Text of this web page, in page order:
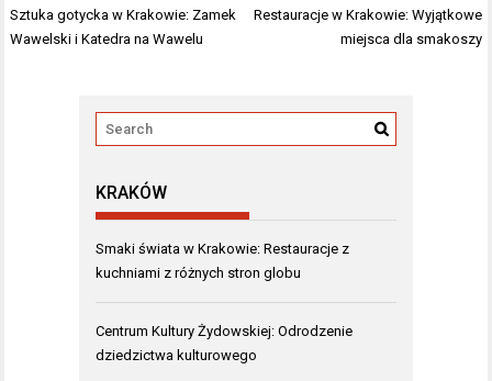
Nawigacja
wpisu
Sztuka gotycka w Krakowie: Zamek
Wawelski i Katedra na Wawelu
Restauracje w Krakowie: Wyjątkowe
miejsca dla smakoszy
KRAKÓW
Smaki świata w Krakowie: Restauracje z
kuchniami z różnych stron globu
Centrum Kultury Żydowskiej: Odrodzenie
dziedzictwa kulturowego